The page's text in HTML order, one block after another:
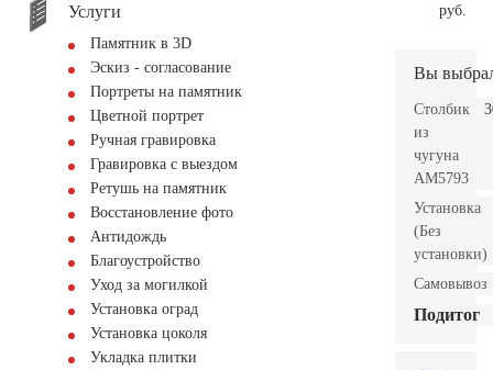
Услуги
Памятник в 3D
Эскиз - согласование
Портреты на памятник
Цветной портрет
Ручная гравировка
Гравировка с выездом
Ретушь на памятник
Восстановление фото
Антидождь
Благоустройство
Уход за могилкой
Установка оград
Установка цоколя
Укладка плитки
руб.
Вы
Столбик
из
чугуна
AM5793
Установка
(Без
установки)
Самовывоз
Подитог